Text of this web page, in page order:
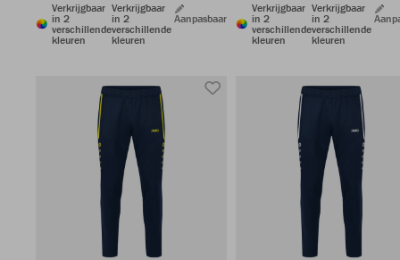
Verkrijgbaar
in 2
verschillende
kleuren
Verkrijgbaar
in 2
verschillende
kleuren
Aanpasbaar
Verkrijgbaar
in 2
verschillende
kleuren
Verkrijgbaar
in 2
verschillende
kleuren